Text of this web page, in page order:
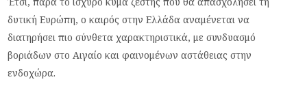
δυτική Ευρώπη, ο καιρός στην Ελλάδα αναμένεται να
διατηρήσει πιο σύνθετα χαρακτηριστικά, με συνδυασμό
βοριάδων στο Αιγαίο και φαινομένων αστάθειας στην
ενδοχώρα.